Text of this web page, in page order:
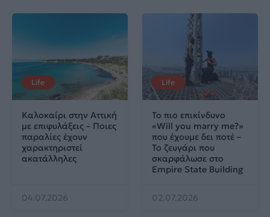
Life
Καλοκαίρι στην Αττική
με επιφυλάξεις – Ποιες
παραλίες έχουν
χαρακτηριστεί
ακατάλληλες
04.07.2026
Life
Το πιο επικίνδυνο
«Will you marry me?»
που έχουμε δει ποτέ –
Το ζευγάρι που
σκαρφάλωσε στο
Empire State Building
02.07.2026